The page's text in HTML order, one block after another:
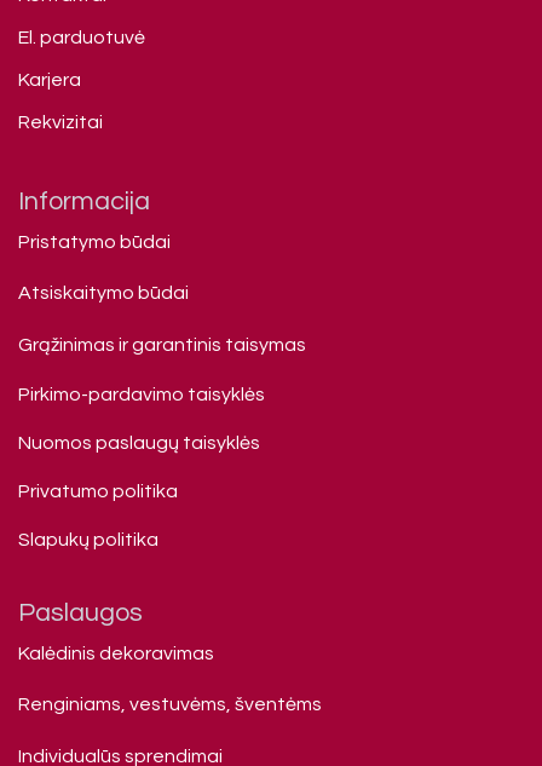
El. parduotuvė
Karjera
Rekvizitai
Informacija
Pristatymo būdai
Atsiskaitymo būdai
Grąžinimas ir garantinis taisymas
Pirkimo-pardavimo taisyklės
Nuomos paslaugų taisyklės
Privatumo politika
Slapukų politika
Paslaugos
Kalėdinis dekoravimas
Renginiams, vestuvėms, šventėms
Individualūs sprendimai